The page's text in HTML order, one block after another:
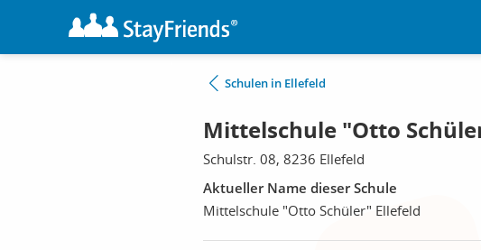
Schulen in Ellefeld
Mittelschule "Otto
Schulstr. 08, 8236 Ellefeld
Aktueller Name dieser Schule
Mittelschule "Otto Schüler" Ellefeld